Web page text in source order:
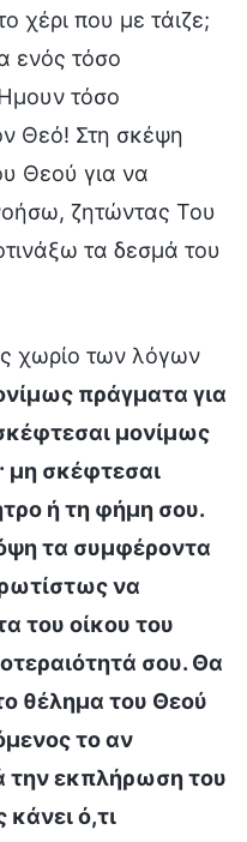
χέρι που με τάιζε;
ενός τόσο
τόσο
Θεό! Στη σκέψη
Θεού για να
ζητώντας Του
τα δεσμά του
χωρίο των λόγων
πράγματα για
μονίμως
μη σκέφτεσαι
ή τη φήμη σου.
τα συμφέροντα
να
του οίκου του
σου. Θα
θέλημα του Θεού
το αν
την εκπλήρωση του
ό,τι